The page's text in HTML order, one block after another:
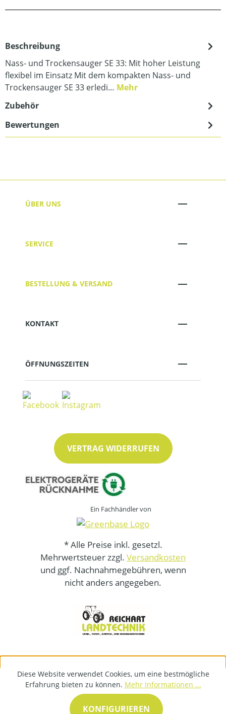
Beschreibung
Nass- und Trockensauger SE 33: Mit hoher Leistung
flexibel im Einsatz Mit dem kompakten Nass- und
Trockensauger SE 33 erledi… Mehr
Zubehör
Bewertungen
ÜBER UNS
SERVICE
BESTELLUNG & VERSAND
KONTAKT
ÖFFNUNGSZEITEN
VERTRAG WIDERRUFEN
Ein Fachhändler von
* Alle Preise inkl. gesetzl.
Mehrwertsteuer zzgl. Versandkosten
und ggf. Nachnahmegebühren, wenn
nicht anders angegeben.
Diese Website verwendet Cookies, um eine bestmögliche
Erfahrung bieten zu können. Mehr Informationen ...
KONFIGURIEREN